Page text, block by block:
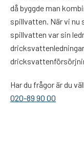
då byggde man
spillvatten. När vi nu
spillvatten var sin
Har du frågor är du
020-89 90 00